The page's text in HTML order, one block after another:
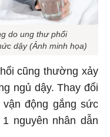
do ung thư phổi
dậy (Ảnh minh họa)
cũng thường xảy
ngủ dậy. Thay đổi
động gắng sức
nguyên nhân dẫn